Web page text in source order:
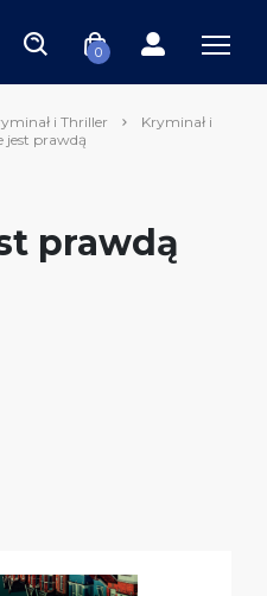
0
i Thriller
Kryminał i
jest prawdą
prawdą